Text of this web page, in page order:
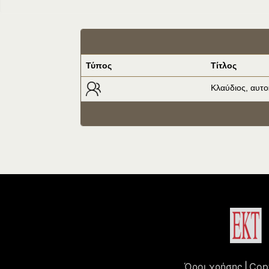
Τύπος Τίτλος
Κλαύδιος,